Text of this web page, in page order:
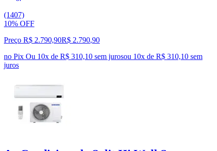
(1407)
10% OFF
Preço R$ 2.790,90R$ 2.790,90
no Pix Ou 10x de R$ 310,10 sem jurosou 10x de R$ 310,10 sem
juros